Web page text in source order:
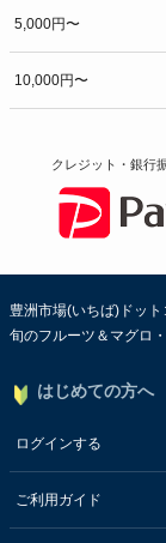
5,000円〜
10,000円〜
クレジット・銀行
豊洲市場(いちば)ドッ
旬のフルーツ＆マグロ
はじめての方へ
ログインする
ご利用ガイド